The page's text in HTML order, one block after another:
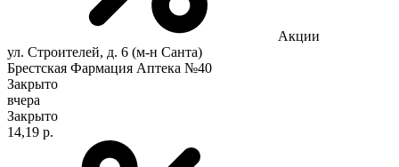
Акции
ул. Строителей, д. 6 (м-н Санта)
Брестская Фармация Аптека №40
Закрыто
вчера
Закрыто
14,19 р.